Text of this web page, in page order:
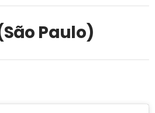
Paulo)